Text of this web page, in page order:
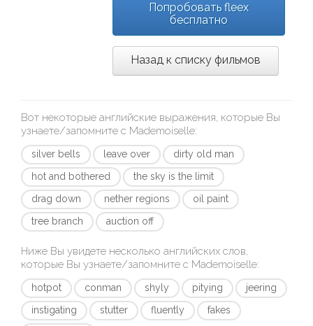
Попробовать fleex
бесплатно
Назад к списку фильмов
Вот некоторые английские выражения, которые Вы
узнаете/запомните с Mademoiselle:
silver bells leave over
dirty old man
hot and bothered
the sky is the limit
drag down
nether regions
oil paint
tree branch
auction off
Ниже Вы увидете несколько английских слов,
которые Вы узнаете/запомните с Mademoiselle:
hotpot conman shyly pitying
jeering
instigating
stutter fluently
fakes